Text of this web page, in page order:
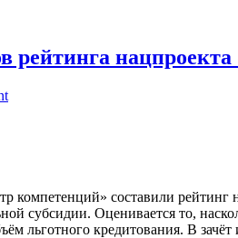
рейтинга
составили рейтинг
субсидии. Оценивается то,
льготного кредитования. В